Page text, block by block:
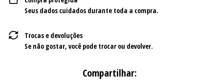
Seus dados cuidados durante toda a compra.
Trocas e devoluções
Se não gostar, você pode trocar ou devolver.
Compartilhar: